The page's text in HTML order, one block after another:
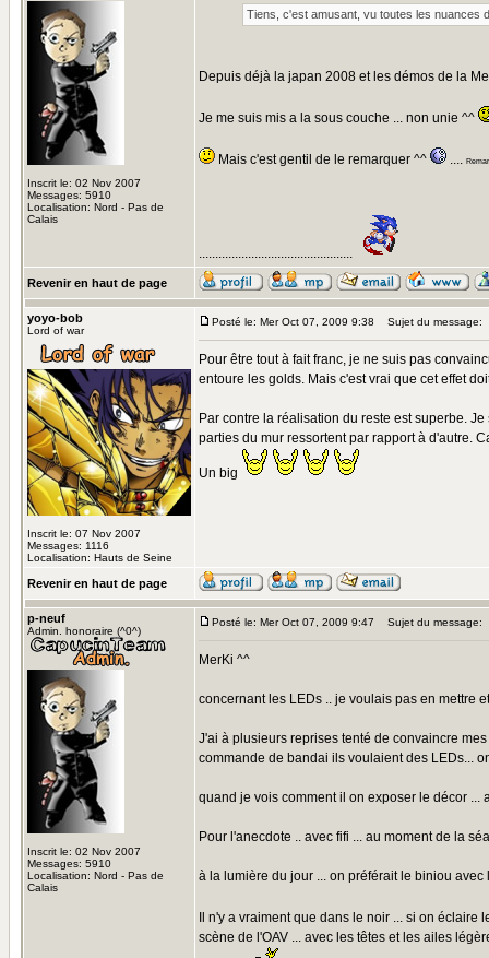
Inscrit le: 02 Nov 2007
Messages: 5910
Localisation: Nord - Pas de
Calais
Tiens, c'est amusant, vu toutes les nuances
Depuis déjà la japan 2008 et les démos de la
Je me suis mis a la sous couche ... non unie ^^
Mais c'est gentil de le remarquer ^^ ....
...............................................
Revenir en haut de page
yoyo-bob
Lord of war
Inscrit le: 07 Nov 2007
Messages: 1116
Localisation: Hauts de Seine
Posté le: Mer Oct 07, 2009 9:38 Sujet du message:
Pour être tout à fait franc, je ne suis pas
entoure les golds. Mais c'est vrai que cet effet
Par contre la réalisation du reste est superbe.
parties du mur ressortent par rapport à d'autre.
Un big
Revenir en haut de page
p-neuf
Admin. honoraire (^0^)
Inscrit le: 02 Nov 2007
Messages: 5910
Localisation: Nord - Pas de
Calais
Posté le: Mer Oct 07, 2009 9:47 Sujet du message:
MerKi ^^
concernant les LEDs .. je voulais pas en mettre
J'ai à plusieurs reprises tenté de convaincre
commande de bandai ils voulaient des LEDs...
quand je vois comment il on exposer le décor ...
Pour l'anecdote .. avec fifi ... au moment de la
à la lumière du jour ... on préférait le biniou avec
Il n'y a vraiment que dans le noir ... si on
scène de l'OAV ... avec les têtes et les ailes